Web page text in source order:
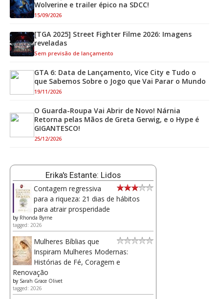
Wolverine e trailer épico na SDCC!
15/09/2026
[TGA 2025] Street Fighter Filme 2026: Imagens
reveladas
Sem previsão de lançamento
GTA 6: Data de Lançamento, Vice City e Tudo o
que Sabemos Sobre o Jogo que Vai Parar o Mundo
19/11/2026
O Guarda-Roupa Vai Abrir de Novo! Nárnia
Retorna pelas Mãos de Greta Gerwig, e o Hype é
GIGANTESCO!
25/12/2026
Erika's Estante: Lidos
Contagem regressiva
para a riqueza: 21 dias de hábitos
para atrair prosperidade
by Rhonda Byrne
tagged: 2026
Mulheres Bíblias que
Inspiram Mulheres Modernas:
Histórias de Fé, Coragem e
Renovação
by Sarah Grace Olivet
tagged: 2026